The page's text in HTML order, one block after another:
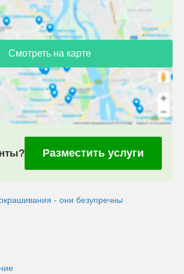
Смотреть на карте
Разместить услуги
- они безупречны